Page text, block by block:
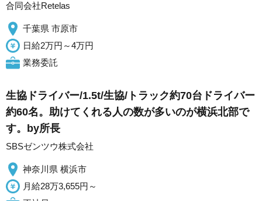
合同会社Retelas
千葉県 市原市
日給2万円～4万円
業務委託
生協ドライバー/1.5t/生協/トラック約70台ドライバー
約60名。助けてくれる人の数が多いのが横浜北部で
す。by所長
SBSゼンツウ株式会社
神奈川県 横浜市
月給28万3,655円～